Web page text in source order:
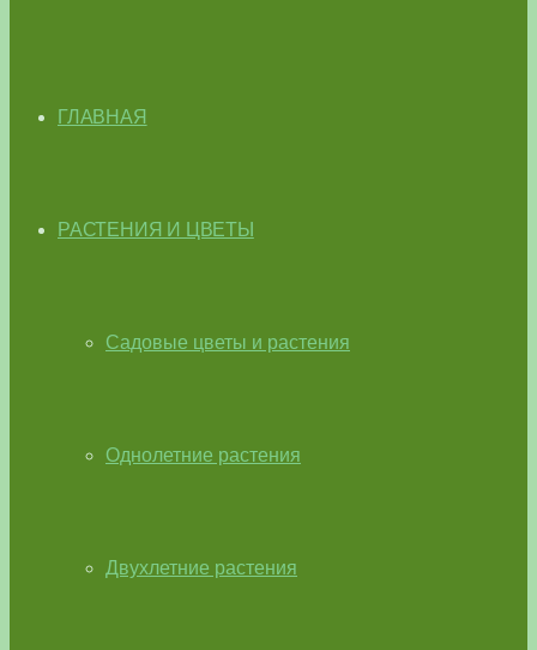
ГЛАВНАЯ
РАСТЕНИЯ И ЦВЕТЫ
Садовые цветы и растения
Однолетние растения
Двухлетние растения